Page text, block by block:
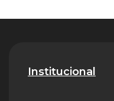
Institucional